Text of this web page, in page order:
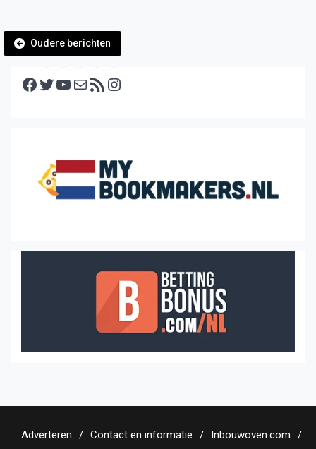
Berichtennavigatie
Oudere berichten
Facebook Twitter YouTube E-mail RSS feed
Adverteren Contact en informatie Inbouwoven.com